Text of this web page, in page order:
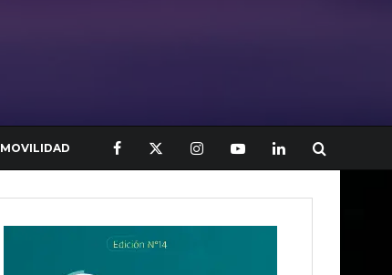
MOVILIDAD